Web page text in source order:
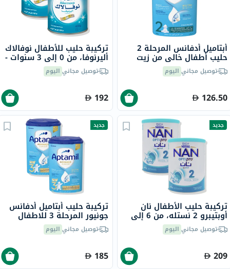
أبتاميل أدفانس المرحلة 2
حليب أطفال خالي من زيت
جرامتوصيل مجاني اليوم
126.50
تركيبة حليب للأطفال نوفالاك
أليرنوفا، من 0 إلى 3 سنوات -
2 × 400 جرام توصيل مجاني اليوم
192
جديد
تركيبة حليب الأطفال نان
أوبتيبرو 2 نستله، من 6 إلى
12 شهر - 2 × 800 جرامتوصيل مجاني اليوم
209
جديد
تركيبة حليب أبتاميل أدفانس
جونيور المرحلة 3 للاطفال
سنوات - 2 × 800 جرام
توصيل مجاني اليوم
185